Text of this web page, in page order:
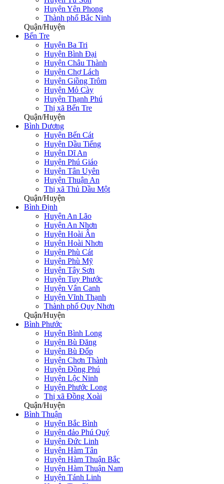
Huyện Yên Phong
Thành phố Bắc Ninh
Quận/Huyện
Bến Tre
Huyện Ba Tri
Huyện Bình Đại
Huyện Châu Thành
Huyện Chợ Lách
Huyện Giồng Trôm
Huyện Mỏ Cày
Huyện Thạnh Phú
Thị xã Bến Tre
Quận/Huyện
Bình Dương
Huyện Bến Cát
Huyện Dầu Tiếng
Huyện Dĩ An
Huyện Phú Giáo
Huyện Tân Uyên
Huyện Thuận An
Thị xã Thủ Dầu Một
Quận/Huyện
Bình Định
Huyện An Lão
Huyện An Nhơn
Huyện Hoài Ân
Huyện Hoài Nhơn
Huyện Phù Cát
Huyện Phù Mỹ
Huyện Tây Sơn
Huyện Tuy Phước
Huyện Vân Canh
Huyện Vĩnh Thạnh
Thành phố Quy Nhơn
Quận/Huyện
Bình Phước
Huyện Bình Long
Huyện Bù Đăng
Huyện Bù Đốp
Huyện Chơn Thành
Huyện Đồng Phú
Huyện Lộc Ninh
Huyện Phước Long
Thị xã Đồng Xoài
Quận/Huyện
Bình Thuận
Huyện Bắc Bình
Huyện đảo Phú Quý
Huyện Đức Linh
Huyện Hàm Tân
Huyện Hàm Thuận Bắc
Huyện Hàm Thuận Nam
Huyện Tánh Linh